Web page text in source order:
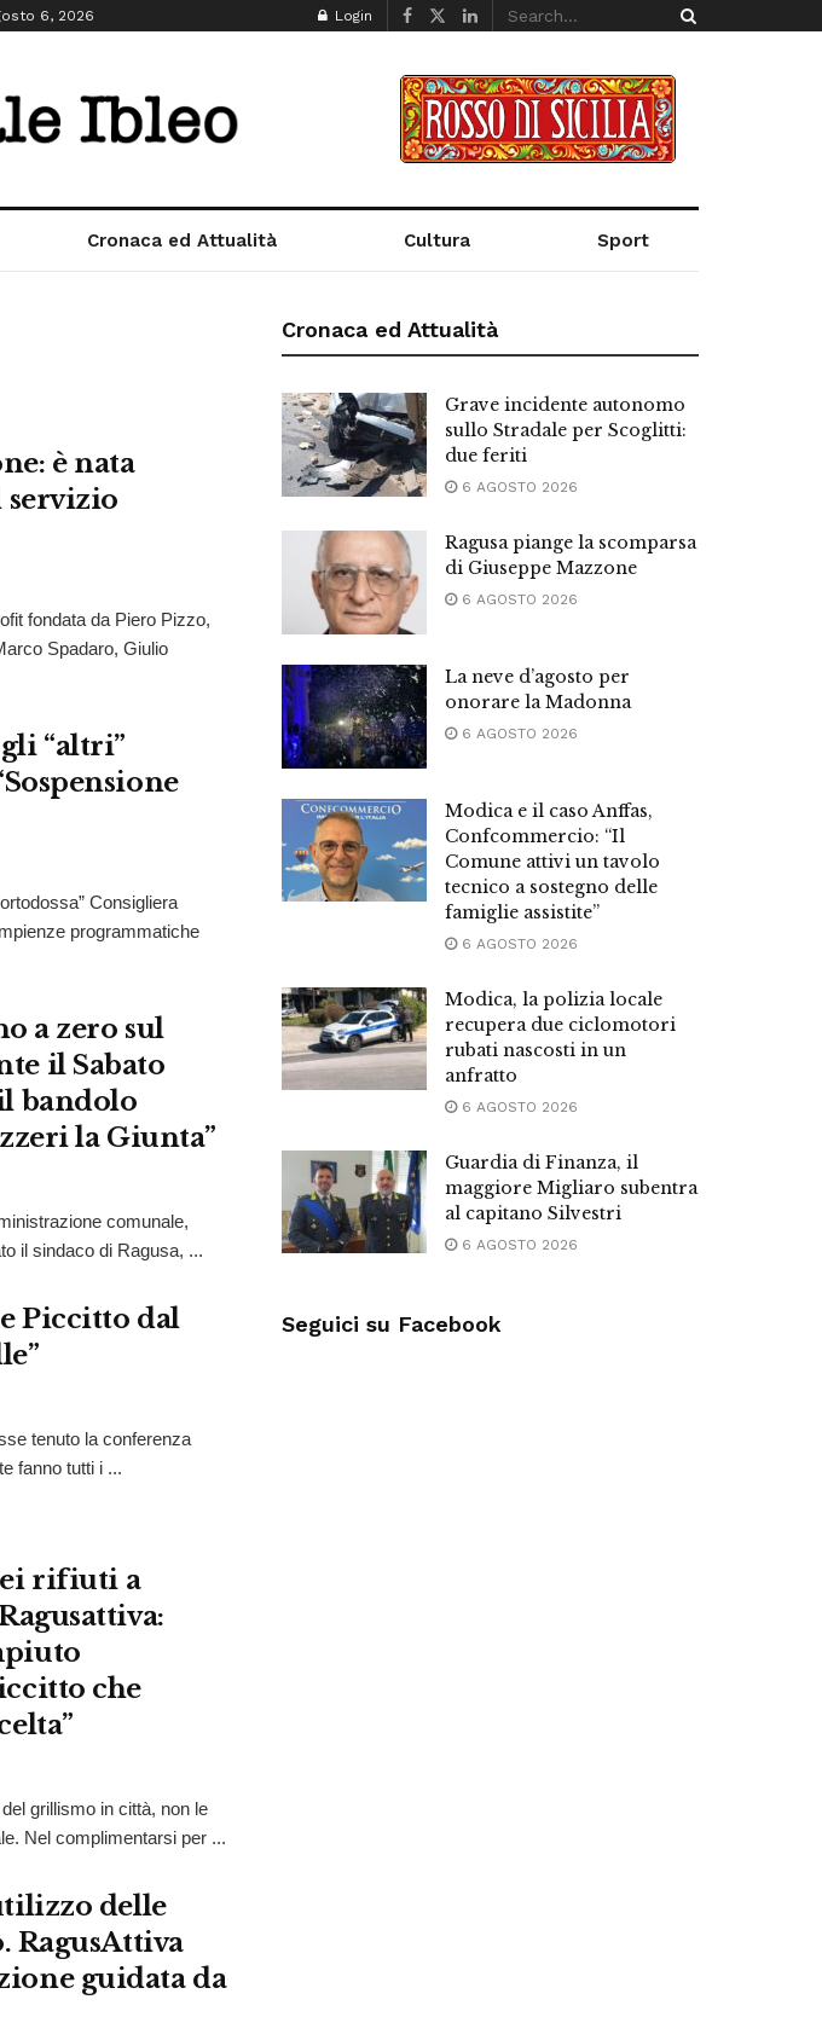
6, 2026 Login
Cronaca ed Attualità Cultura Sport
è nata
servizio
fondata da Piero Pizzo,
Spadaro, Giulio
“altri”
Consigliera
programmatiche
a zero sul
il Sabato
bandolo
la Giunta”
comunale,
il sindaco di Ragusa, ...
Piccitto dal
tenuto la conferenza
fanno tutti i ...
rifiuti a
che
grillismo in città, non le
Nel complimentarsi per ...
delle
guidata da
Cronaca ed Attualità
Grave incidente autonomo
sullo Stradale per Scoglitti:
due feriti
6 AGOSTO 2026
Ragusa piange la scomparsa
di Giuseppe Mazzone
6 AGOSTO 2026
La neve d’agosto per
onorare la Madonna
6 AGOSTO 2026
Modica e il caso Anffas,
Confcommercio: “Il
Comune attivi un tavolo
tecnico a sostegno delle
famiglie assistite”
6 AGOSTO 2026
Modica, la polizia locale
recupera due ciclomotori
rubati nascosti in un
anfratto
6 AGOSTO 2026
Guardia di Finanza, il
maggiore Migliaro subentra
al capitano Silvestri
6 AGOSTO 2026
Seguici su Facebook